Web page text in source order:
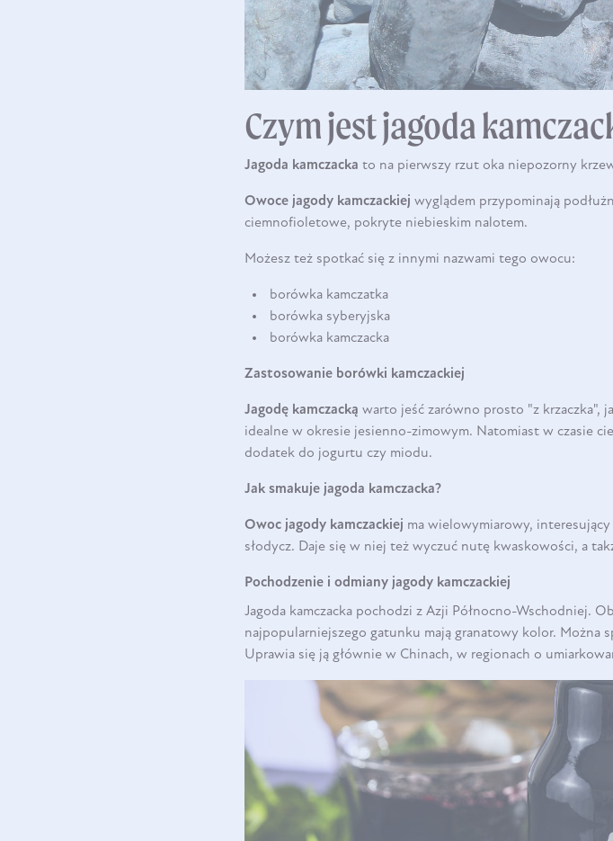
Czym jest jagoda
Jagoda kamczacka to na pierwszy rzut oka niepozorny
Owoce jagody kamczackiej wyglądem przypominają
ciemnofioletowe, pokryte niebieskim nalotem.
Możesz też spotkać się z innymi nazwami tego owocu:
borówka kamczatka
borówka syberyjska
borówka kamczacka
Zastosowanie borówki kamczackiej
Jagodę kamczacką warto jeść zarówno prosto "z krzaczka",
idealne w okresie jesienno-zimowym. Natomiast w czasie
dodatek do jogurtu czy miodu.
Jak smakuje jagoda kamczacka?
Owoc jagody kamczackiej ma wielowymiarowy, interesujący
słodycz. Daje się w niej też wyczuć nutę kwaskowości, a
Pochodzenie i odmiany jagody kamczackiej
Jagoda kamczacka pochodzi z Azji Północno-Wschodniej.
najpopularniejszego gatunku mają granatowy kolor. Można
Uprawia się ją głównie w Chinach, w regionach o